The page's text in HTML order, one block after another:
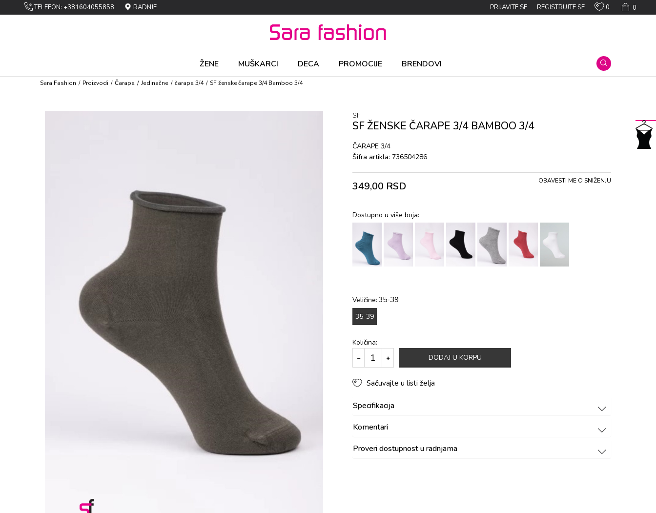
TELEFON: +381604055858 RADNJE 0
0
PRIJAVITE SE REGISTRUJTE SE
ŽENE MUŠKARCI DECA PROMOCIJE BRENDOVI
Sara Fashion Proizvodi Čarapе Jеdinačnе čarapе 3/4 SF ženske čarapе 3/4 Bamboo 3/4
SF
SF ŽENSKE ČARAPЕ 3/4 BAMBOO 3/4
ČARAPЕ 3/4
Šifra artikla: 736504286
349,00 RSD OBAVESTI ME O SNIŽENJU
Dostupno u više boja:
Veličine: 35-39
35-39
Količina:
DODAJ U KORPU
Sačuvajte u listi želja
Specifikacija
Komentari
Proveri dostupnost u radnjama